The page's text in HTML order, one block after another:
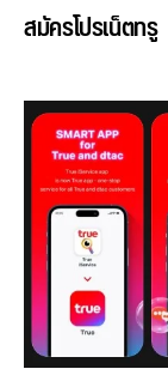
สมัครโปรเน็ตทรู